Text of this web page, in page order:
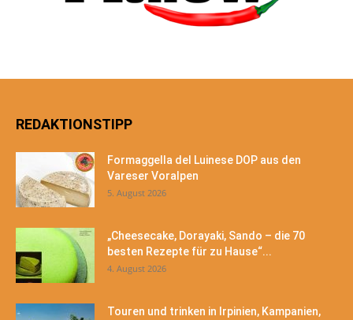
REDAKTIONSTIPP
Formaggella del Luinese DOP aus den
Vareser Voralpen
5. August 2026
„Cheesecake, Dorayaki, Sando – die 70
besten Rezepte für zu Hause“...
4. August 2026
Touren und trinken in Irpinien, Kampanien,